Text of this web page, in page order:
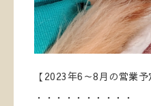
【2023年6～8月の営業予
・・・・・・・・・・